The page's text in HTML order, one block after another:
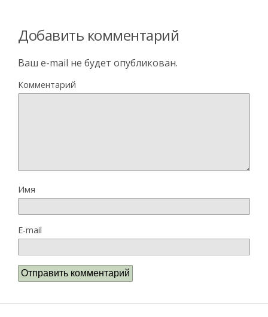
Добавить комментарий
Ваш e-mail не будет опубликован.
Комментарий
Имя
E-mail